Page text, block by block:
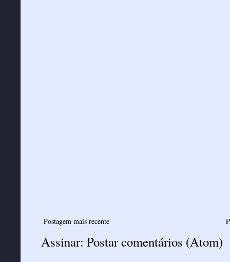
Postagem mais recente
Assinar: Postar comentários (Atom)